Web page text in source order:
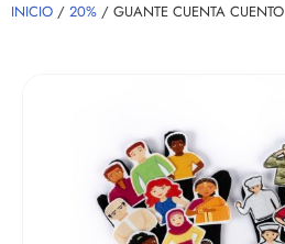
INICIO / 20% / GUANTE CUENTA CUENTO